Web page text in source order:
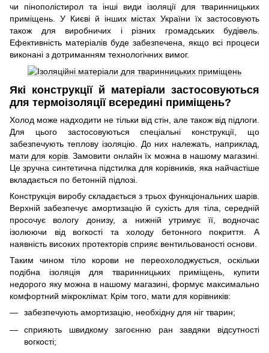
чи пінополістирол та інші види ізоляції для тваринницьких
приміщень. У Києві й інших містах України їх застосовують
також для виробничих і різних громадських будівель.
Ефективність матеріалів буде забезпечена, якщо всі процеси
виконані з дотриманням технологічних вимог.
Які конструкції й матеріали застосовуються
для термоізоляції всередині приміщень?
Холод може надходити не тільки від стін, але також від підлоги.
Для цього застосовуються спеціальні конструкції, що
забезпечують теплову ізоляцію. До них належать, наприклад,
мати для корів. Замовити онлайн їх можна в нашому магазині.
Це зручна синтетична підстилка для корівників, яка найчастіше
вкладається по бетонній підлозі.
Конструкція виробу складається з трьох функціональних шарів.
Верхній забезпечує амортизацію й сухість для тіла, середній
просочує вологу донизу, а нижній утримує її, водночас
ізолюючи від вогкості та холоду бетонного покриття. А
наявність високих протекторів сприяє вентильованості основи.
Таким чином тіло корови не переохолоджується, оскільки
подібна ізоляція для тваринницьких приміщень, купити
недорого яку можна в нашому магазині, формує максимально
комфортний мікроклімат. Крім того, мати для корівників:
забезпечують амортизацію, необхідну для ніг тварин;
сприяють швидкому загоєнню ран завдяки відсутності
вогкості;